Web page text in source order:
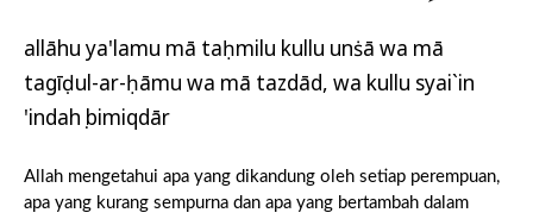
allāhu ya'lamu mā taḥmilu kullu unṡā wa mā
tagīḍul-ar-ḥāmu wa mā tazdād, wa kullu syai`in
'indahụ bimiqdār
Allah mengetahui apa yang dikandung oleh setiap perempuan,
apa yang kurang sempurna dan apa yang bertambah dalam